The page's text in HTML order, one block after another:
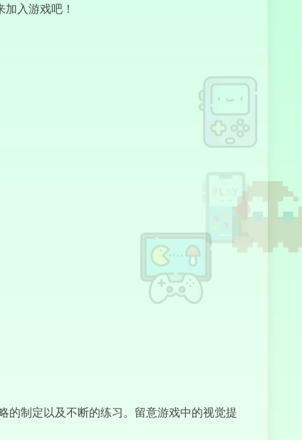
Hanjo
I’m Not a
Robot
Poop Clicker
入游戏吧！
制定以及不断的练习。留意游戏中的视觉提